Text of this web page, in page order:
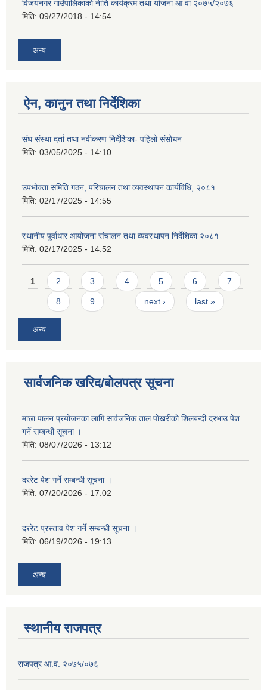
विजयनगर गाउँपालिकाको नीति कार्यक्रम तथा योजना आ वा २०७५/२०७६
मिति: 09/27/2018 - 14:54
अन्य
ऐन, कानुन तथा निर्देशिका
संघ संस्था दर्ता तथा नवीकरण निर्देशिका- पहिलो संसोधन
मिति: 03/05/2025 - 14:10
उपभोक्ता समिति गठन, परिचालन तथा व्यवस्थापन कार्यविधि, २०८१
मिति: 02/17/2025 - 14:55
स्थानीय पूर्वाधार आयोजना संचालन तथा व्यवस्थापन निर्देशिका २०८१
मिति: 02/17/2025 - 14:52
Pages
1 2 3 4 5 6 7
8 9 next › last »
अन्य
सार्वजनिक खरिद/बोलपत्र सूचना
माछा पालन प्रयाेजनका लागि सार्वजनिक ताल पाेखरीकाे शिलबन्दी दरभाउ पेश
गर्ने सम्बन्धी सूचना ।
मिति: 08/07/2026 - 13:12
दररेट पेश गर्ने सम्बन्धी सूचना ।
मिति: 07/20/2026 - 17:02
दररेट प्रस्ताव पेश गर्ने सम्बन्धी सूचना ।
मिति: 06/19/2026 - 19:13
अन्य
स्थानीय राजपत्र
राजपत्र आ.व. २०७५/०७६